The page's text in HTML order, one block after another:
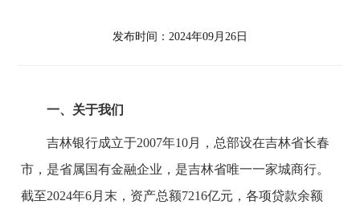
发布时间：2024年09月26日
一、关于我们
吉林银行成立于2007年10月，总部设在吉林省长春
市，是省属国有金融企业，是吉林省唯一一家城商行。
截至2024年6月末，资产总额7216亿元，各项贷款余额